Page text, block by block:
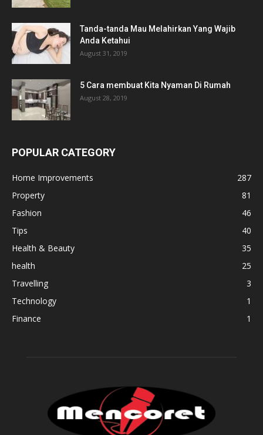
Tanda-tanda Mau Melahirkan Yang Wajib
Anda Ketahui
August 31, 2019
5 Cara membuat Kita Nyaman Di Rumah
August 28, 2019
POPULAR CATEGORY
Home Improvements
287
Property
81
Fashion
46
Tips
40
Health & Beauty
35
health
25
Travelling
3
Technology
1
Finance
1